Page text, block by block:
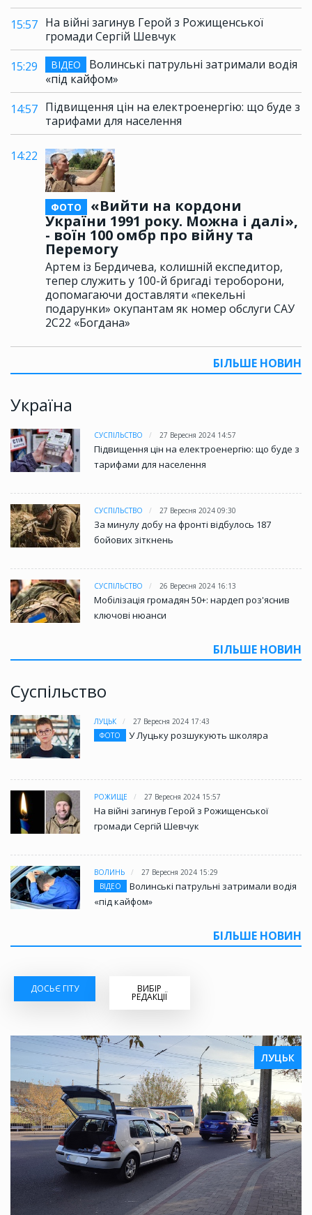
15:57 На війні загинув Герой з Рожищенської
громади Сергій Шевчук
15:29
ВІДЕО
Волинські патрульні затримали водія
«під кайфом»
14:57 Підвищення цін на електроенергію: що буде з
тарифами для населення
14:22
ФОТО
«Вийти на кордони
України 1991 року. Можна і далі»,
- воїн 100 омбр про війну та
Перемогу
Артем із Бердичева, колишній експедитор,
тепер служить у 100-й бригаді тероборони,
допомагаючи доставляти «пекельні
подарунки» окупантам як номер обслуги САУ
2С22 «Богдана»
БІЛЬШЕ НОВИН
Україна
СУСПІЛЬСТВО 27 Вересня 2024 14:57
Підвищення цін на електроенергію: що буде з
тарифами для населення
СУСПІЛЬСТВО 27 Вересня 2024 09:30
За минулу добу на фронті відбулось 187
бойових зіткнень
СУСПІЛЬСТВО 26 Вересня 2024 16:13
Мобілізація громадян 50+: нардеп роз'яснив
ключові нюанси
БІЛЬШЕ НОВИН
Суспільство
ЛУЦЬК
27 Вересня 2024 17:43
ФОТО
У Луцьку розшукують школяра
РОЖИЩЕ 27 Вересня 2024 15:57
На війні загинув Герой з Рожищенської
громади Сергій Шевчук
ВОЛИНЬ
27 Вересня 2024 15:29
ВІДЕО
Волинські патрульні затримали водія
«під кайфом»
БІЛЬШЕ НОВИН
ДОСЬЄ ГІТУ ВИБІР
РЕДАКЦІЇ
ЛУЦЬК